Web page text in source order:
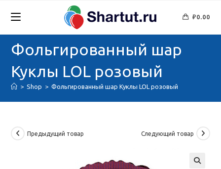
₽0.00
Фольгированный шар
Куклы LOL розовый
> Shop > Фольгированный шар Куклы LOL розовый
Предыдущий товар Следующий товар